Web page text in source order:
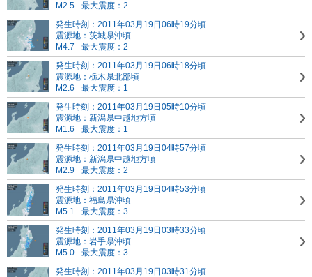
M2.5
最大震度：2
発生時刻：2011年03月19日06時19分頃
震源地：茨城県沖頃
M4.7
最大震度：2
発生時刻：2011年03月19日06時18分頃
震源地：栃木県北部頃
M2.6
最大震度：1
発生時刻：2011年03月19日05時10分頃
震源地：新潟県中越地方頃
M1.6
最大震度：1
発生時刻：2011年03月19日04時57分頃
震源地：新潟県中越地方頃
M2.9
最大震度：2
発生時刻：2011年03月19日04時53分頃
震源地：福島県沖頃
M5.1
最大震度：3
発生時刻：2011年03月19日03時33分頃
震源地：岩手県沖頃
M5.0
最大震度：3
発生時刻：2011年03月19日03時31分頃